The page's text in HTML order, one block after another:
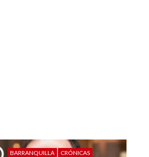
BARRANQUILLA CRÓNICAS